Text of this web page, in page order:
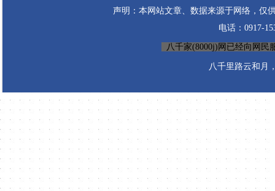
声明：本网站文章、数据来源于网络，仅
电话：0917-
八千家(8000j)网已经向网民
八千里路云和月